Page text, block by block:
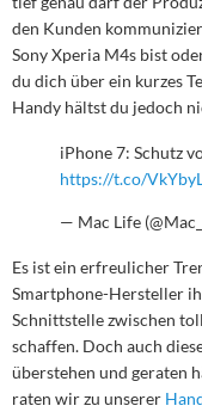
den Kunden
Sony Xperia M4s bist
du dich über ein kurzes
Handy hältst du jedoch
iPhone 7: Schutz
https://t.co/
— Mac Life
Es ist ein erfreulicher
Smartphone-Hersteller
Schnittstelle zwischen
schaffen. Doch auch
überstehen und geraten
raten wir zu unserer